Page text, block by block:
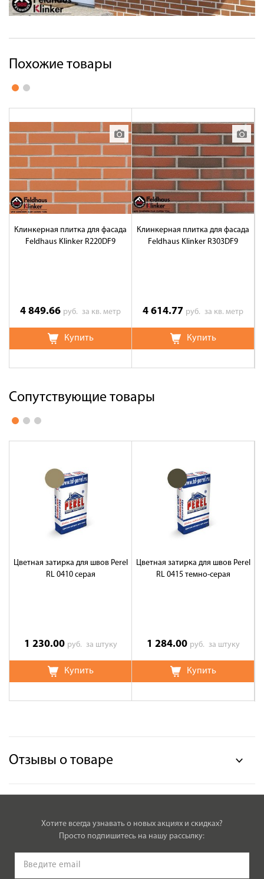
Похожие товары
Клинкерная плитка для фасада
Feldhaus Klinker R220DF9
4 849.66 руб. за кв. метр
Купить
Клинкерная плитка для фасада
Feldhaus Klinker R303DF9
4 614.77 руб. за кв. метр
Купить
Сопутствующие товары
Цветная затирка для швов Perel
RL 0410 серая
1 230.00 руб. за штуку
Купить
Цветная затирка для швов Perel
RL 0415 темно-серая
1 284.00 руб. за штуку
Купить
Отзывы о товаре
Хотите всегда узнавать о новых акциях и скидках?
Просто подпишитесь на нашу рассылку: